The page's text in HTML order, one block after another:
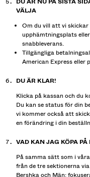
VÄLJA
Om du vill att vi skickar
upphämtningsplats
snabbleverans.
Tillgängliga
American Express eller
DU ÄR KLAR!
Klicka på kassan och du
Du kan se status för din
vi kommer också att
en förändring i din
VAD KAN JAG KÖPA
På samma sätt som i
från de tre sektionerna
Bershka och Män: